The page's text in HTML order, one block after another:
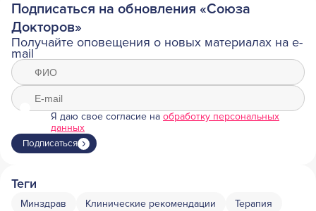
Подписаться на обновления «Союза
Докторов»
Получайте оповещения о новых материалах на e-
mail
Я даю свое согласие на обработку персональных
данных
Подписаться
Теги
Минздрав Клинические рекомендации
Терапия